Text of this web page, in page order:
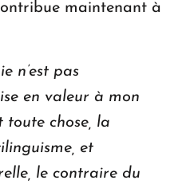
maintenant à
n’est pas
en valeur à mon
toute chose, la
et
le contraire du